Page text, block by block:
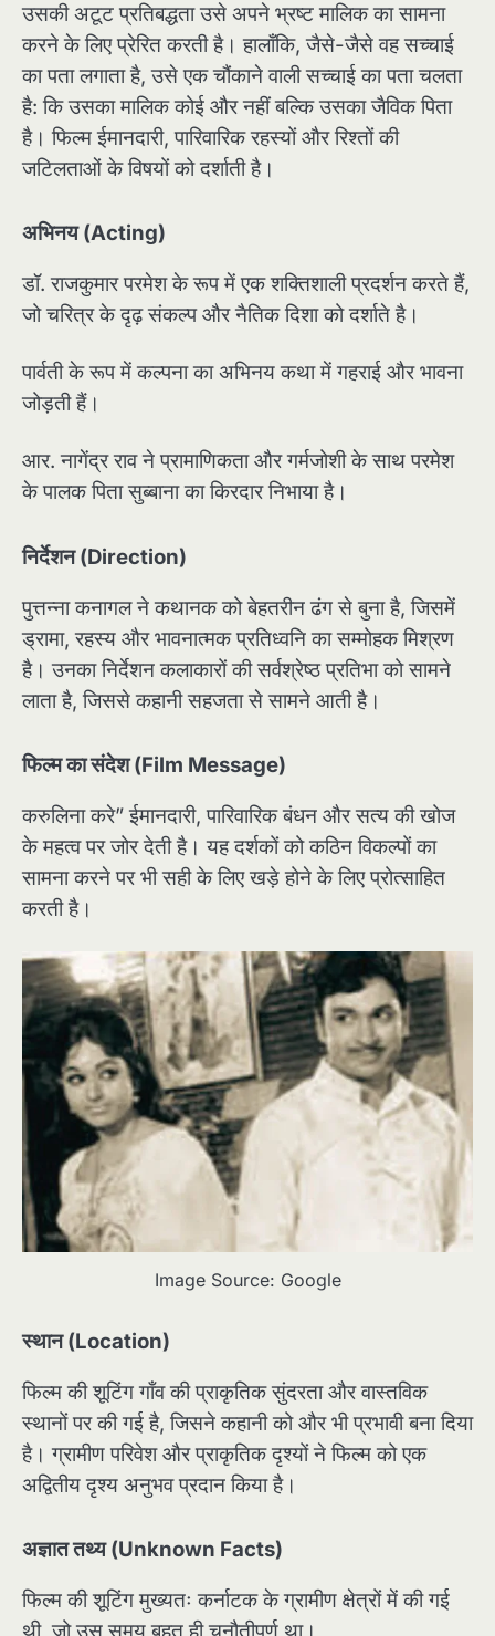
उसकी अटूट प्रतिबद्धता उसे अपने भ्रष्ट मालिक का सामना
करने के लिए प्रेरित करती है। हालाँकि, जैसे-जैसे वह सच्चाई
का पता लगाता है, उसे एक चौंकाने वाली सच्चाई का पता चलता
है: कि उसका मालिक कोई और नहीं बल्कि उसका जैविक पिता
है। फिल्म ईमानदारी, पारिवारिक रहस्यों और रिश्तों की
जटिलताओं के विषयों को दर्शाती है।
अभिनय (Acting)
डॉ. राजकुमार परमेश के रूप में एक शक्तिशाली प्रदर्शन करते हैं,
जो चरित्र के दृढ़ संकल्प और नैतिक दिशा को दर्शाते है।
पार्वती के रूप में कल्पना का अभिनय कथा में गहराई और भावना
जोड़ती हैं।
आर. नागेंद्र राव ने प्रामाणिकता और गर्मजोशी के साथ परमेश
के पालक पिता सुब्बाना का किरदार निभाया है।
निर्देशन (Direction)
पुत्तन्ना कनागल ने कथानक को बेहतरीन ढंग से बुना है, जिसमें
ड्रामा, रहस्य और भावनात्मक प्रतिध्वनि का सम्मोहक मिश्रण
है। उनका निर्देशन कलाकारों की सर्वश्रेष्ठ प्रतिभा को सामने
लाता है, जिससे कहानी सहजता से सामने आती है।
फिल्म का संदेश (Film Message)
करुलिना करे” ईमानदारी, पारिवारिक बंधन और सत्य की खोज
के महत्व पर जोर देती है। यह दर्शकों को कठिन विकल्पों का
सामना करने पर भी सही के लिए खड़े होने के लिए प्रोत्साहित
करती है।
Image Source: Google
स्थान (Location)
फिल्म की शूटिंग गाँव की प्राकृतिक सुंदरता और वास्तविक
स्थानों पर की गई है, जिसने कहानी को और भी प्रभावी बना दिया
है। ग्रामीण परिवेश और प्राकृतिक दृश्यों ने फिल्म को एक
अद्वितीय दृश्य अनुभव प्रदान किया है।
अज्ञात तथ्य (Unknown Facts)
फिल्म की शूटिंग मुख्यतः कर्नाटक के ग्रामीण क्षेत्रों में की गई